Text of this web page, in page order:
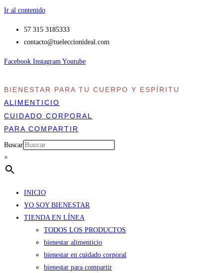
Ir al contenido
57 315 3185333
contacto​@tueleccionideal.com
Facebook Instagram Youtube
BIENESTAR PARA TU CUERPO Y ESPÍRITU
ALIMENTICIO
CUIDADO CORPORAL
PARA COMPARTIR
Buscar
×
INICIO
YO SOY BIENESTAR
TIENDA EN LÍNEA
TODOS LOS PRODUCTOS
bienestar alimenticio
bienestar en cuidado corporal
bienestar para compartir